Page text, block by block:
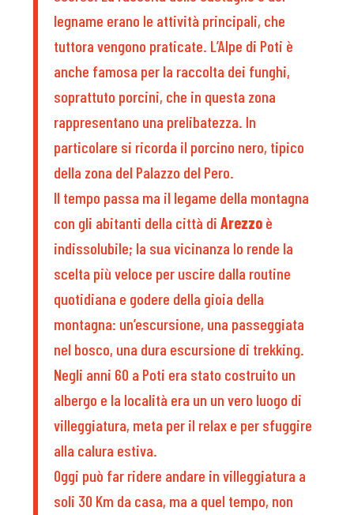
legname erano le attività principali, che
tuttora vengono praticate. L’Alpe di Poti è
anche famosa per la raccolta dei funghi,
soprattuto porcini, che in questa zona
rappresentano una prelibatezza. In
particolare si ricorda il porcino nero, tipico
della zona del Palazzo del Pero.
Il tempo passa ma il legame della montagna
con gli abitanti della città diArezzo è
indissolubile; la sua vicinanza lo rende la
scelta più veloce per uscire dalla routine
quotidiana e godere della gioia della
montagna: un’escursione, una passeggiata
nel bosco, una dura escursione di trekking.
Negli anni 60 a Poti era stato costruito un
albergo e la località era un un vero luogo di
villeggiatura, meta per il relax e per sfuggire
alla calura estiva.
Oggi può far ridere andare in villeggiatura a
soli 30 Km da casa, ma a quel tempo, non